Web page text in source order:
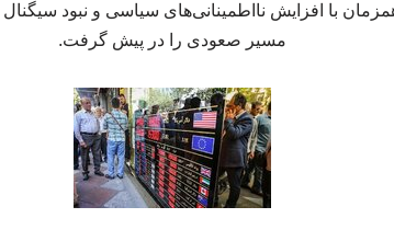
با افزایش نااطمینانی‌های سیاسی و نبود
مسیر صعودی را در پیش گرفت.